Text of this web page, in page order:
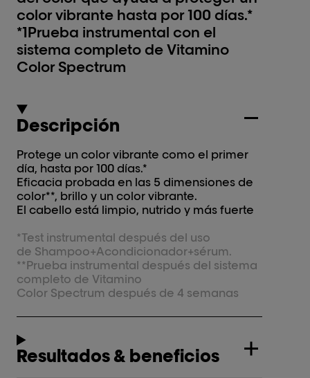
color vibrante hasta por 100 días.*
*1Prueba instrumental con el
sistema completo de Vitamino
Color Spectrum
Descripción
Protege un color vibrante como el primer
día, hasta por 100 días.*
Eficacia probada en las 5 dimensiones de
color**, brillo y un color vibrante.
El cabello está limpio, nutrido y más fuerte
*Test instrumental después del uso
de Shampoo+Acondicionador+sérum.
**Prueba instrumental después del sistema
completo de Vitamino
Color Spectrum después de 4 semanas
Resultados & beneficios